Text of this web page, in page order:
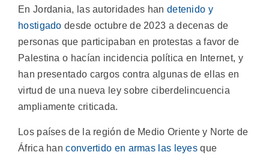
En Jordania, las autoridades han detenido y
hostigado desde octubre de 2023 a decenas de
personas que participaban en protestas a favor de
Palestina o hacían incidencia política en Internet, y
han presentado cargos contra algunas de ellas en
virtud de una nueva ley sobre ciberdelincuencia
ampliamente criticada.
Los países de la región de Medio Oriente y Norte de
África hanconvertido en armas las leyes que